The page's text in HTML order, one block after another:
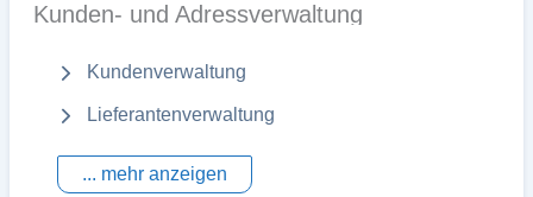
Kunden- und Adressverwaltung
Kundenverwaltung
Lieferantenverwaltung
... mehr anzeigen